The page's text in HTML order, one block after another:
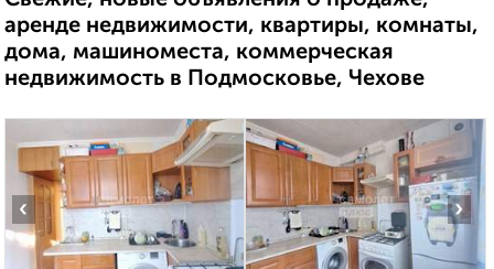
аренде недвижимости, квартиры, комнаты,
дома, машиноместа, коммерческая
недвижимость в Подмосковье, Чехове
‹ ›